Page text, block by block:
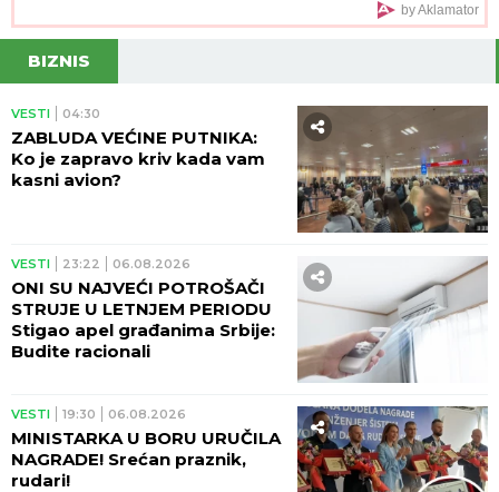
by Aklamator
BIZNIS
VESTI 04:30
ZABLUDA VEĆINE PUTNIKA:
Ko je zapravo kriv kada vam
kasni avion?
VESTI 23:22 06.08.2026
ONI SU NAJVEĆI POTROŠAČI
STRUJE U LETNJEM PERIODU
Stigao apel građanima Srbije:
Budite racionali
VESTI 19:30 06.08.2026
MINISTARKA U BORU URUČILA
NAGRADE! Srećan praznik,
rudari!